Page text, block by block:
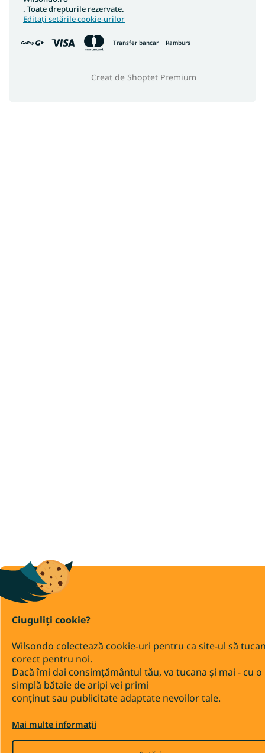
Ciuguliți cookie?
Wilsondo colectează cookie-uri pentru ca site-ul să
corect pentru noi.
Dacă îmi dai consimțământul tău, va tucana și mai - cu o
simplă bătaie de aripi vei primi
conținut sau publicitate adaptate nevoilor tale.
Mai multe informații
Transfer bancar Ramburs
Creat de Shoptet Premium
. Toate drepturile rezervate.
Editați setările cookie-urilor